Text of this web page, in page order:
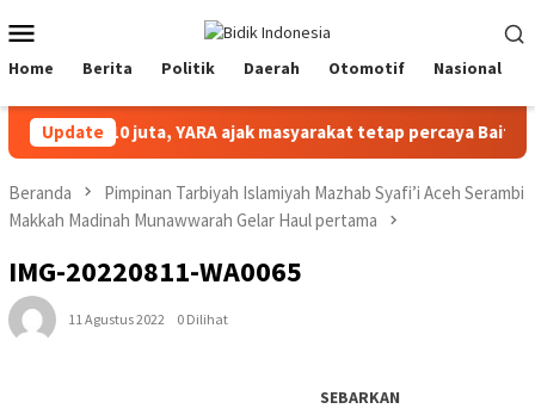
ke
kontenMobile
Home Berita Politik Daerah Otomotif Nasional
Update
zakat Rp10 juta, YARA ajak masyarakat tetap percaya Baitul
Beranda
Pimpinan Tarbiyah Islamiyah Mazhab Syafi’i Aceh Serambi
Makkah Madinah Munawwarah Gelar Haul pertama
IMG-20220811-WA0065
11 Agustus 2022 0 Dilihat
SEBARKAN